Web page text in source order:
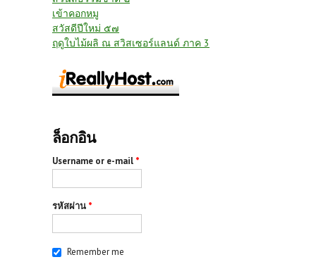
เข้าคอกหมู
สวัสดีปีใหม่ ๕๗
ฤดูใบไม้ผลิ ณ สวิสเซอร์แลนด์ ภาค 3
ล็อกอิน
Username or e-mail *
รหัสผ่าน *
Remember me